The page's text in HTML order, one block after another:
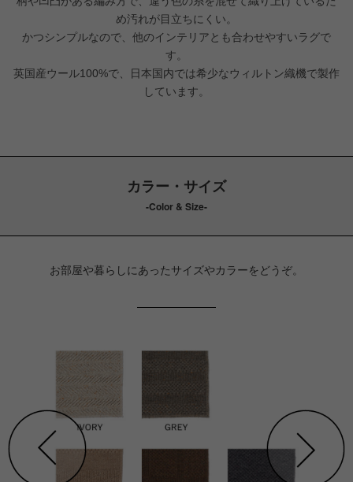
め汚れが目立ちにくい。
かつシンプルなので、他のインテリアとも合わせやすいラグで
す。
英国産ウール100%で、日本国内では希少なウィルトン織機で製作
しています。
カラー・サイズ
-Color & Size-
お部屋や暮らしにあったサイズやカラーをどうぞ。